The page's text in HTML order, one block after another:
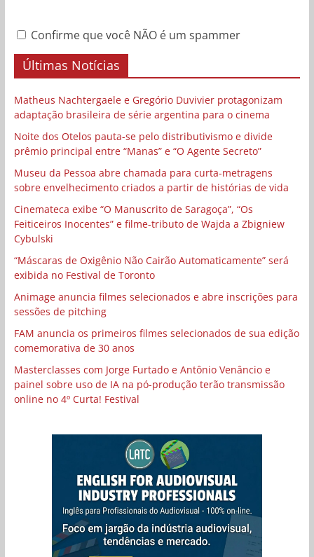
Confirme que você NÃO é um spammer
Últimas Notícias
Matheus Nachtergaele e Gregório Duvivier protagonizam
adaptação brasileira de série argentina para o cinema
Noite dos Otelos pauta-se pelo distributivismo e divide
prêmio principal entre “Manas” e “O Agente Secreto”
Museu da Pessoa abre chamada para curta-metragens
sobre envelhecimento criados a partir de histórias de vida
Cinemateca exibe “O Manuscrito de Saragoça”, “Os
Feiticeiros Inocentes” e filme-tributo de Wajda a Zbigniew
Cybulski
“Máscaras de Oxigênio Não Cairão Automaticamente” será
exibida no Festival de Toronto
Animage anuncia filmes selecionados e abre inscrições para
sessões de pitching
FAM anuncia os primeiros filmes selecionados de sua edição
comemorativa de 30 anos
Masterclasses com Jorge Furtado e Antônio Venâncio e
painel sobre uso de IA na pó-produção terão transmissão
online no 4º Curta! Festival